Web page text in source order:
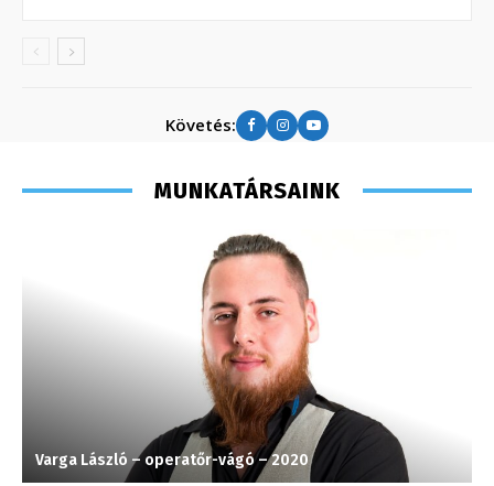
Követés:
MUNKATÁRSAINK
Varga László – operatőr-vágó – 2020